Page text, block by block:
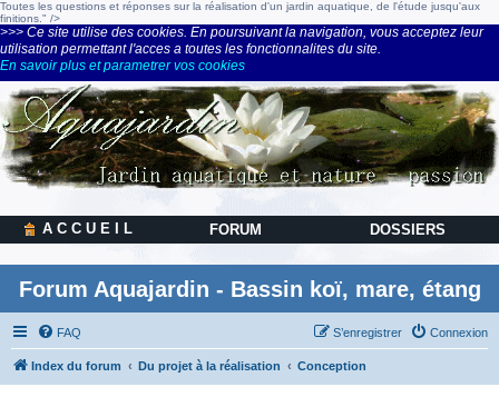
Toutes les questions et réponses sur la réalisation d'un jardin aquatique, de l'étude jusqu'aux
finitions." />
>>> Ce site utilise des cookies. En poursuivant la navigation, vous acceptez leur
utilisation permettant l'acces a toutes les fonctionnalites du site.
En savoir plus et parametrer vos cookies
A C C U E I L FORUM DOSSIERS
Forum Aquajardin - Bassin koï, mare, étang
FAQ Connexion
S’enregistrer
Index du forum Du projet à la réalisation Conception